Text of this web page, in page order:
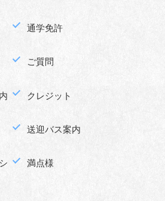
通学免許
ご質問
クレジット
送迎バス案内
満点様